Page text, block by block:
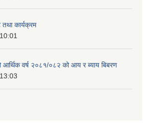
कार्यक्रम
आर्थिक वर्ष २०८१/०८२ को आय र ब्याय बिबरण